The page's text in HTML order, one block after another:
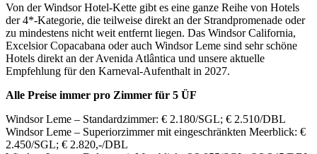
Von der Windsor Hotel-Kette gibt es eine ganze Reihe von Hotels
der 4*-Kategorie, die teilweise direkt an der Strandpromenade oder
zu mindestens nicht weit entfernt liegen. Das Windsor California,
Excelsior Copacabana oder auch Windsor Leme sind sehr schöne
Hotels direkt an der Avenida Atlântica und unsere aktuelle
Empfehlung für den Karneval-Aufenthalt in 2027.
Alle Preise immer pro Zimmer für 5 ÜF
Windsor Leme – Standardzimmer: € 2.180/SGL; € 2.510/DBL
Windsor Leme – Superiorzimmer mit eingeschränkten Meerblick: €
2.450/SGL; € 2.820,-/DBL